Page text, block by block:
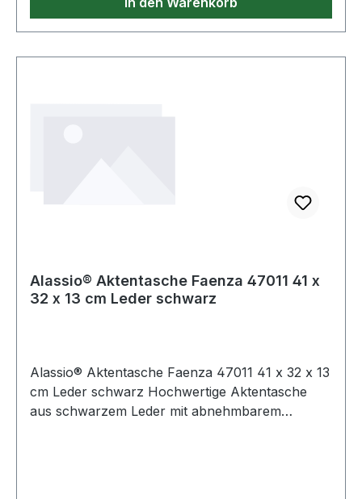
Alassio® Aktentasche Faenza 47011 41 x
32 x 13 cm Leder schwarz
Alassio® Aktentasche Faenza 47011 41 x 32 x 13
cm Leder schwarz Hochwertige Aktentasche
aus schwarzem Leder mit abnehmbarem